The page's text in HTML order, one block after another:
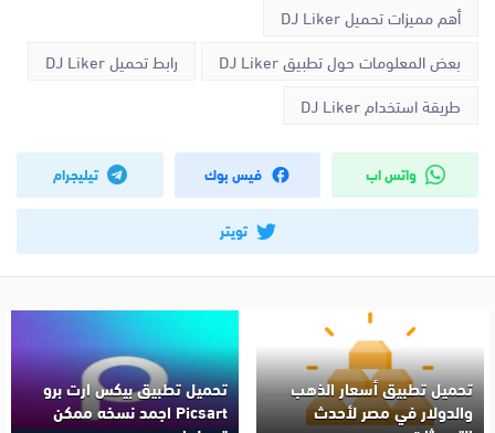
أهم مميزات تحميل DJ Liker
بعض المعلومات حول تطبيق DJ Liker
رابط تحميل DJ Liker
طريقة استخدام DJ Liker
واتس اب فيس بوك تيليجرام
تويتر
تحميل تطبيق أسعار الذهب
والدولار في مصر لأحدث
تحميل تطبيق بيكس ارت برو
Picsart اجمد نسخه ممكن